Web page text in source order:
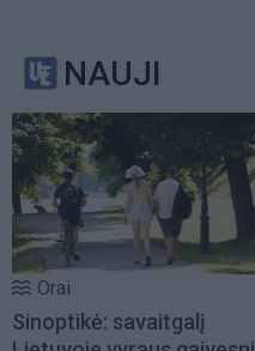
NAUJI
Orai
Sinoptikė: savaitgalį